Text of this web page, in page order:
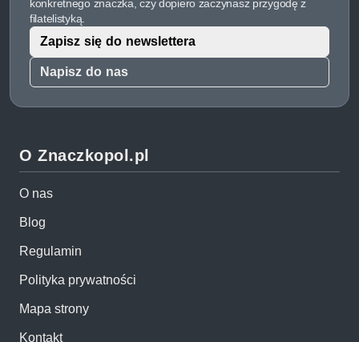
konkretnego znaczka, czy dopiero zaczynasz przygodę z
filatelistyką.
Napisz do nas
Zapisz się do newslettera
O Znaczkopol.pl
O nas
Blog
Regulamin
Polityka prywatności
Mapa strony
Kontakt